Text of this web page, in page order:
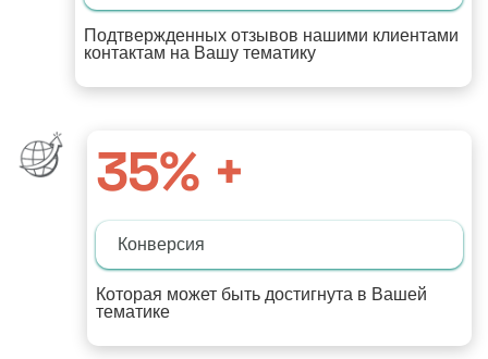
Подтвержденных отзывов нашими клиентами
контактам на Вашу тематику
35% +
Конверсия
Которая может быть достигнута в Вашей
тематике